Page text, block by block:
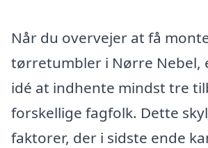
Når du overvejer at få
tørretumbler i Nørre Nebel,
idé at indhente mindst tre
forskellige fagfolk. Dette
faktorer, der i sidste ende